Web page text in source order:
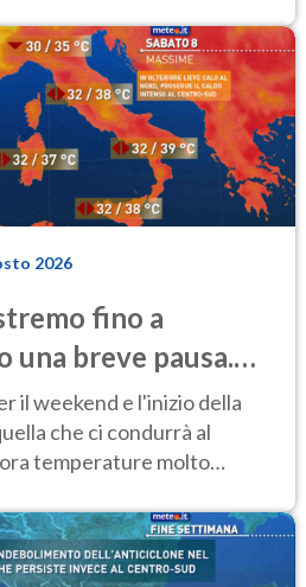
2026
fino a
una breve pausa.
il weekend e l'inizio della
che ci condurrà al
temperature molto